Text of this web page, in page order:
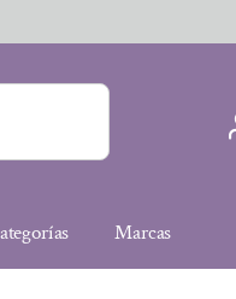
Marcas